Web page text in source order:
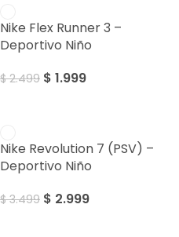
Nike Flex Runner 3 –
Deportivo Niño
$2.499 $ 1.999
Nike Revolution 7 (PSV) –
Deportivo Niño
$3.499 $ 2.999